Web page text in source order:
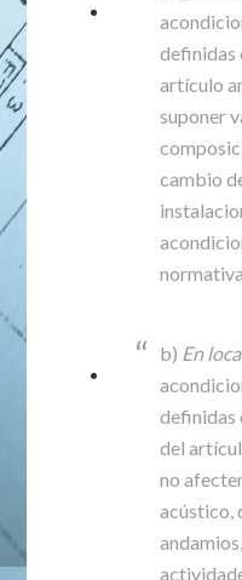
definidas
artículo
suponer
cambio
b) En
definidas
del
no
acústico,